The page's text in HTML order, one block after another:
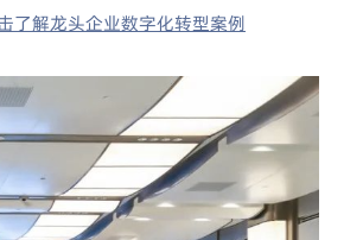
了解龙头企业数字化转型案例